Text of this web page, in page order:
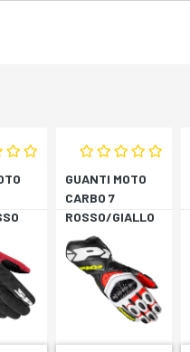
GUANTI MOTO
CARBO 7
ROSSO/GIALLO
FLUORESCENTE